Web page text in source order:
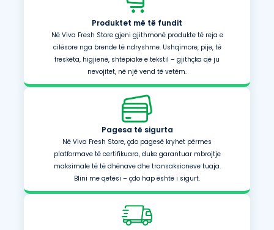
Produktet më të fundit
Në Viva Fresh Store gjeni gjithmonë produkte të reja e
cilësore nga brende të ndryshme. Ushqimore, pije, të
freskëta, higjienë, shtëpiake e tekstil – gjithçka që ju
nevojitet, në një vend të vetëm.
Pagesa të sigurta
Në Viva Fresh Store, çdo pagesë kryhet përmes
platformave të certifikuara, duke garantuar mbrojtje
maksimale të të dhënave dhe transaksioneve tuaja.
Blini me qetësi – çdo hap është i sigurt.